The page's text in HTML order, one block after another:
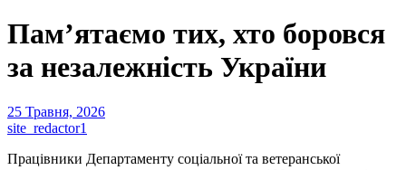
Пам’ятаємо тих, хто боровся
за незалежність України
25 Травня, 2026
site_redactor1
Працівники Департаменту соціальної та ветеранської